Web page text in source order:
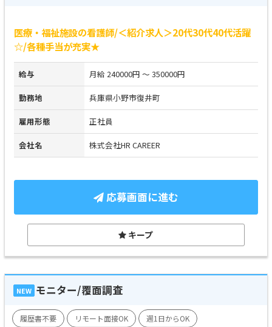
医療・福祉施設の看護師/＜紹介求人＞20代30代40代活躍
☆/各種手当が充実★
給与 月給 240000円 ～ 350000円
勤務地 兵庫県小野市復井町
雇用形態 正社員
会社名 株式会社HR CAREER
応募画面に進む
キープ
NEW モニター/覆面調査
履歴書不要 リモート面接OK
週1日からOK